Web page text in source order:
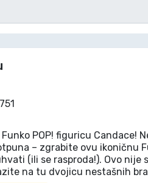
Funko POP! figuricu Candace!
– zgrabite ovu ikoničnu
(ili se rasproda!). Ovo nije
na tu dvojicu nestašnih